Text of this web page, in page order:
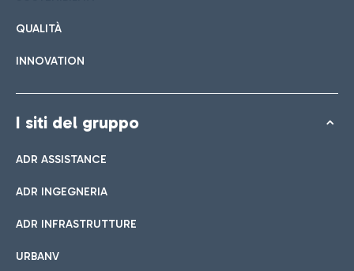
QUALITÀ
INNOVATION
I siti del gruppo
ADR ASSISTANCE
ADR INGEGNERIA
ADR INFRASTRUTTURE
URBANV